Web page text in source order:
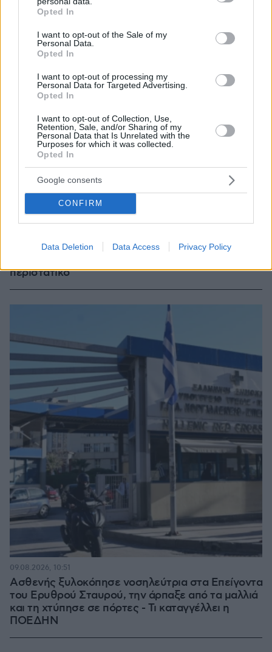
grant or deny consent to Google and its third-party tags to
use your data for below specified purposes in below Google
consent section.
Opted In
I want to opt-out of the Sale of my
Personal Data.
Opted In
I want to opt-out of processing my
Personal Data for Targeted Advertising.
Opted In
I want to opt-out of Collection, Use,
Retention, Sale, and/or Sharing of my
Personal Data that Is Unrelated with the
Purposes for which it was collected.
Opted In
Google consents
CONFIRM
Data Deletion Data Access Privacy Policy
Loaded:
Η ΥΠΑ διαπίστωσε κενό στον νόμο όταν ένας...
Αύγουστο μήνα στο Σαρακήνικο με εκατοντάδες
περιστατικό
09.08.2026, 14:15
Ασθενής ξυλοκόπησε νοσηλεύτρια στα Επείγοντα
του Ερυθρού Σταυρού, την άρπαξε από τα μαλλιά
και τη χτύπησε σε πόρτες - Τι καταγγέλλει η
ΠΟΕΔΗΝ
09.08.2026, 10:51